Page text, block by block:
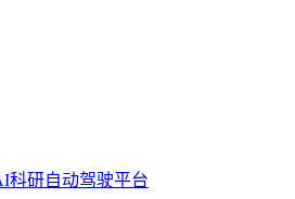
科研自动驾驶平台